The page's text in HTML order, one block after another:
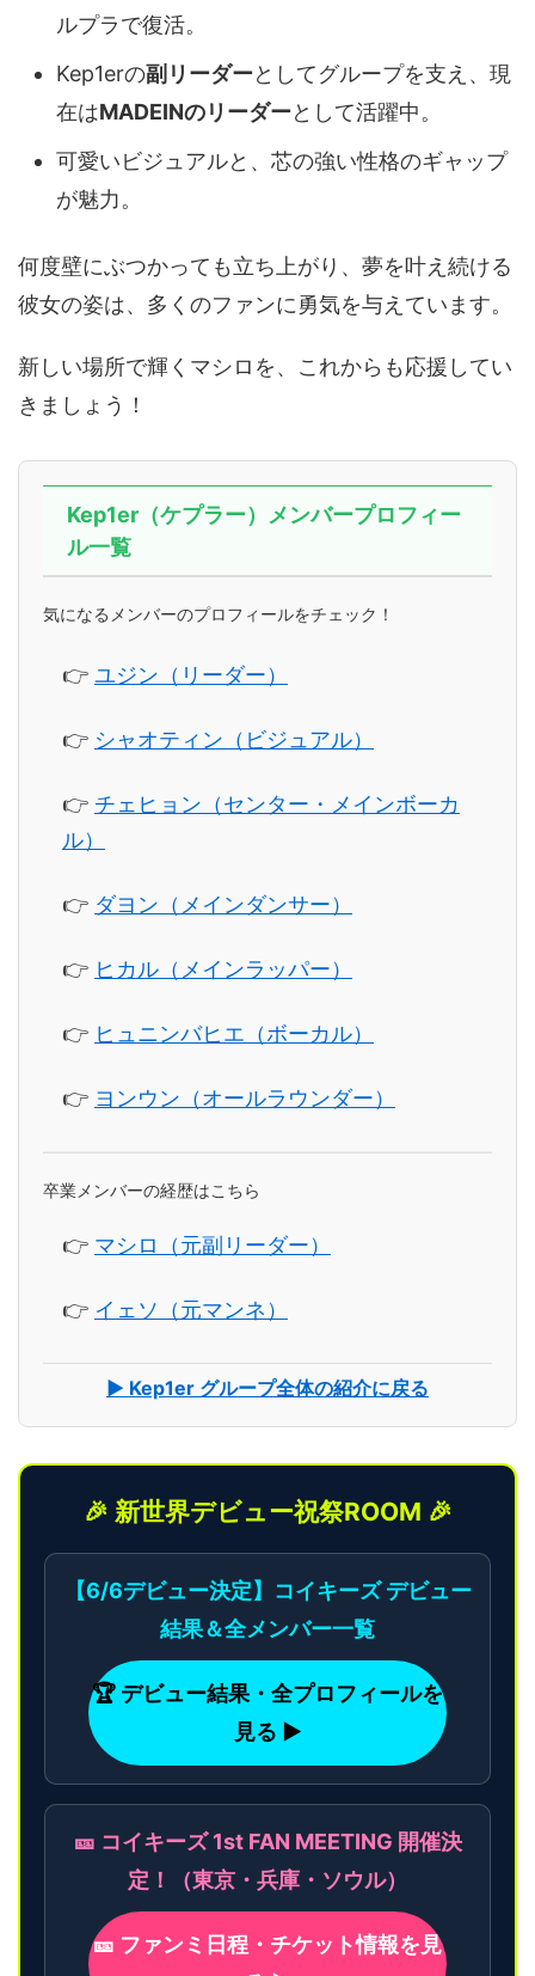
ルプラで復活。
Kep1erの副リーダーとしてグループを支え、現
在はMADEINのリーダーとして活躍中。
可愛いビジュアルと、芯の強い性格のギャップ
が魅力。
何度壁にぶつかっても立ち上がり、夢を叶え続ける
彼女の姿は、多くのファンに勇気を与えています。
新しい場所で輝くマシロを、これからも応援してい
きましょう！
Kep1er（ケプラー）メンバープロフィー
ル一覧
気になるメンバーのプロフィールをチェック！
👉 ユジン（リーダー）
👉 シャオティン（ビジュアル）
👉 チェヒョン（センター・メインボーカ
ル）
👉 ダヨン（メインダンサー）
👉 ヒカル（メインラッパー）
👉 ヒュニンバヒエ（ボーカル）
👉 ヨンウン（オールラウンダー）
卒業メンバーの経歴はこちら
👉 マシロ（元副リーダー）
👉 イェソ（元マンネ）
▶ Kep1er グループ全体の紹介に戻る
🎉 新世界デビュー祝祭ROOM 🎉
【6/6デビュー決定】コイキーズ デビュー
結果＆全メンバー一覧
🏆 デビュー結果・全プロフィールを
見る ▶
🎫 コイキーズ 1st FAN MEETING 開催決
定！（東京・兵庫・ソウル）
🎫 ファンミ日程・チケット情報を見